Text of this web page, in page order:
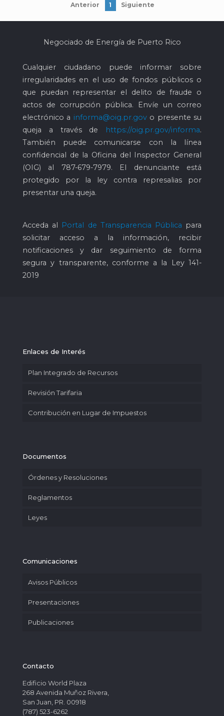
Anterior 1 Siguiente
Negociado de Energía de Puerto Rico
Cualquier ciudadano puede informar sobre
irregularidades en el uso de fondos públicos o
que puedan representar el delito de fraude o
actos de corrupción pública. Envíe un correo
electrónico a informa@oig.pr.govo presente su
queja a través de
https://oig.pr.gov/informa.
También puede comunicarse con la línea
confidencial de la Oficina del Inspector General
(OIG) al 787-679-7979. El denunciante está
protegido por la ley contra represalias por
presentar una queja.
Acceda al Portal de Transparencia Pública para
solicitar acceso a la información, recibir
notificaciones y dar seguimiento de forma
segura y transparente, conforme a la Ley 141-
2019
Enlaces de Interés
Plan Integrado de Recursos
Revisión Tarifaria
Contribución en Lugar de Impuestos
Documentos
Órdenes y Resoluciones
Reglamentos
Leyes
Comunicaciones
Avisos Públicos
Presentaciones
Publicaciones
Contacto
Edificio World Plaza
268 Avenida Muñoz Rivera,
San Juan, PR. 00918
(787) 523-6262